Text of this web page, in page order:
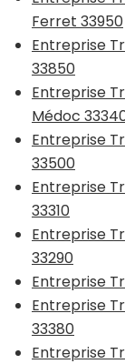
Ferret 33950
Entreprise
33850
Entreprise
Médoc
Entreprise
33500
Entreprise
33310
Entreprise
33290
Entreprise
Entreprise
33380
Entreprise